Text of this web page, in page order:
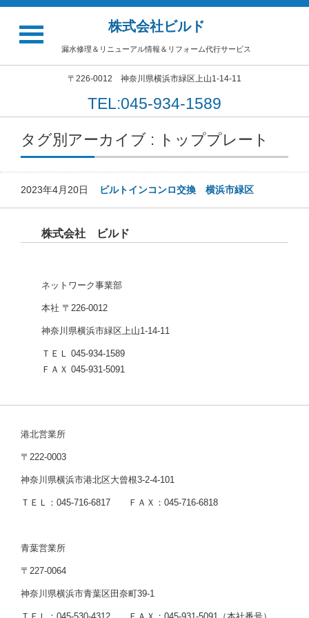
株式会社ビルド
漏水修理＆リニューアル情報＆リフォーム代行サービス
〒226-0012 神奈川県横浜市緑区上山1-14-11
TEL:045-934-1589
タグ別アーカイブ : トッププレート
2023年4月20日 ビルトインコンロ交換 横浜市緑区
株式会社 ビルド
ネットワーク事業部
本社 〒226-0012
神奈川県横浜市緑区上山1-14-11
ＴＥＬ 045-934-1589
ＦＡＸ 045-931-5091
港北営業所
〒222-0003
神奈川県横浜市港北区大曾根3-2-4-101
ＴＥＬ：045-716-6817 ＦＡＸ：045-716-6818
青葉営業所
〒227-0064
神奈川県横浜市青葉区田奈町39-1